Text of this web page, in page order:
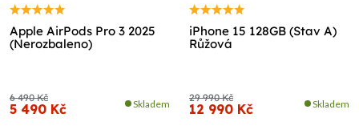
Apple AirPods Pro 3 2025
(Nerozbaleno)
6 490 Kč
5 490 Kč Skladem
iPhone 15 128GB (Stav A)
Růžová
29 990 Kč
12 990 Kč Skladem